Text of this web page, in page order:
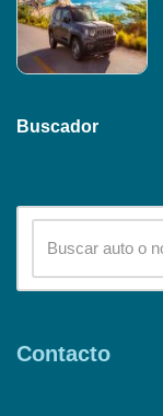
Buscador
Contacto